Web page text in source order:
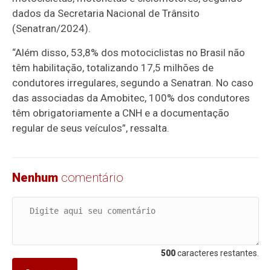
dados da Secretaria Nacional de Trânsito
(Senatran/2024).
“Além disso, 53,8% dos motociclistas no Brasil não
têm habilitação, totalizando 17,5 milhões de
condutores irregulares, segundo a Senatran. No caso
das associadas da Amobitec, 100% dos condutores
têm obrigatoriamente a CNH e a documentação
regular de seus veículos”, ressalta.
Nenhum comentário
500caracteres restantes.